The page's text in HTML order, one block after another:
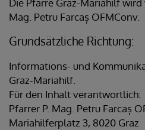
Die Pfarre Graz-Mariahilf
Mag. Petru Farcaș OFMConv.
Grundsätzliche Richtung:
Informations- und
Graz-Mariahilf.
Für den Inhalt verantwortlich:
Pfarrer P. Mag. Petru Farcaș
Mariahilferplatz 3, 8020 Graz